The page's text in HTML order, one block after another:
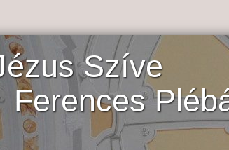
Szíve
Ferences